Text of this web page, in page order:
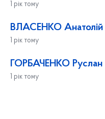
1 рік тому
ВЛАСЕНКО Анатолій
1 рік тому
ГОРБАЧЕНКО Руслан
1 рік тому